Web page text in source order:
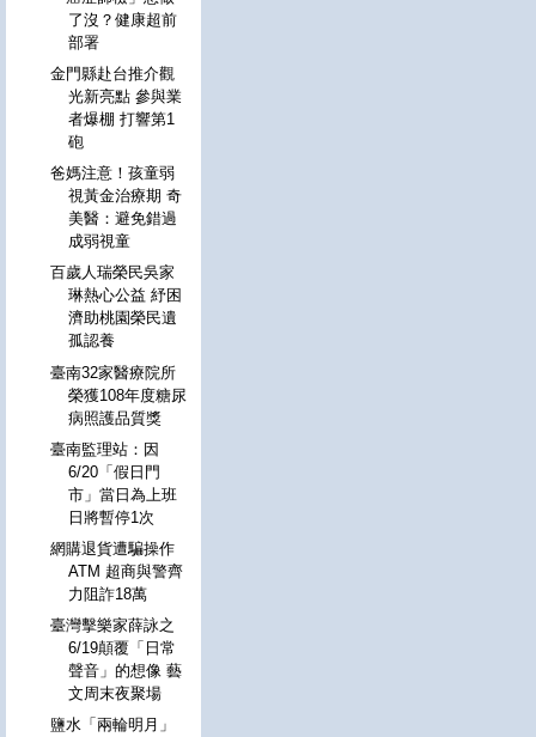
了沒？健康超前
部署
金門縣赴台推介觀
光新亮點 參與業
者爆棚 打響第1
砲
爸媽注意！孩童弱
視黃金治療期 奇
美醫：避免錯過
成弱視童
百歲人瑞榮民吳家
琳熱心公益 紓困
濟助桃園榮民遺
孤認養
臺南32家醫療院所
榮獲108年度糖尿
病照護品質獎
臺南監理站：因
6/20「假日門
市」當日為上班
日將暫停1次
網購退貨遭騙操作
ATM 超商與警齊
力阻詐18萬
臺灣擊樂家薛詠之
6/19顛覆「日常
聲音」的想像 藝
文周末夜聚場
鹽水「兩輪明月」